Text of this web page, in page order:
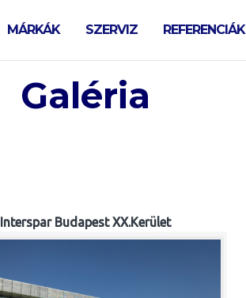
MÁRKÁK SZERVIZ REFERENCIÁK
Galéria
Interspar Budapest XX.Kerület